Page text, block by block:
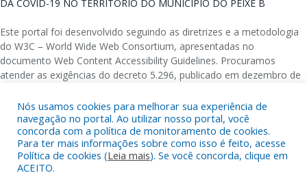
Nós usamos cookies para melhorar sua experiência de
navegação no portal. Ao utilizar nosso portal, você
concorda com a política de monitoramento de cookies.
Para ter mais informações sobre como isso é feito, acesse
Política de cookies (Leia mais). Se você concorda, clique em
ACEITO.
DA COVID-19 NO TERRITÓRIO DO MUNICÍPIO DO PEIXE B
Este portal foi desenvolvido seguindo as diretrizes e a metodologia
do W3C – World Wide Web Consortium, apresentadas no
documento Web Content Accessibility Guidelines. Procuramos
atender as exigências do decreto 5.296, publicado em dezembro de
eletrônicos da administração pública na rede mundial de
computadores para o uso das pessoas com necessidades especiais,
garantindo-lhes o pleno acesso aos conteúdos disponíveis.
Além de validações automáticas, foram realizados testes em